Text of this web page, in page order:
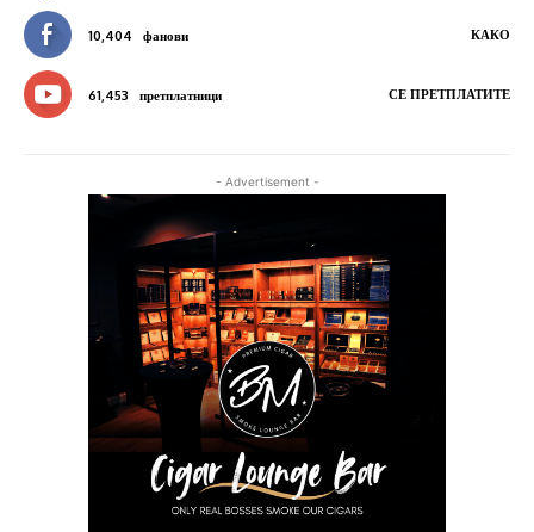
10,404 фанови КАКО
61,453 претплатници СЕ ПРЕТПЛАТИТЕ
- Advertisement -